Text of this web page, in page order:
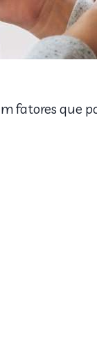
fatores que